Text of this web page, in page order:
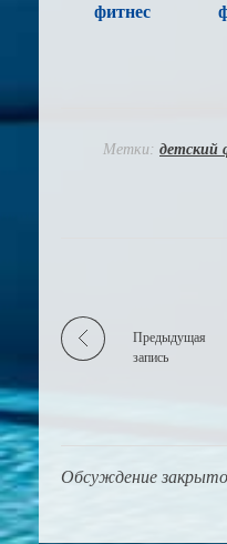
фитнес
Метки: детский
Предыдущая
запись
Обсуждение